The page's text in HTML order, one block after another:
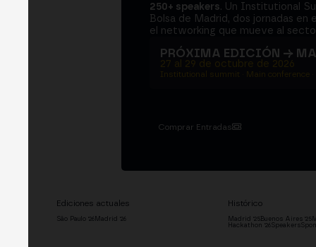
250+ speakers. Un Institutional
Bolsa de Madrid, dos jornadas en
el networking que mueve al
PRÓXIMA EDICIÓN →
27 al 29 de octubre de 2026
Institutional summit · Main conference
Comprar Entradas
Ediciones actuales
São Paulo '26 Madrid '26
Histórico
Madrid '25Buenos Aires '25
Hackathon '26 Speakers